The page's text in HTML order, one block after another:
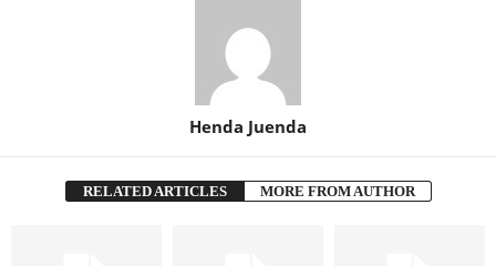
Henda Juenda
RELATED ARTICLES MORE FROM AUTHOR